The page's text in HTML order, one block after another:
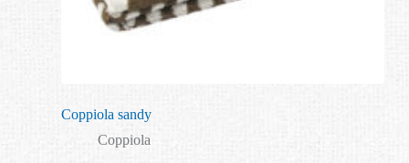
Coppiola sandy
Coppiola